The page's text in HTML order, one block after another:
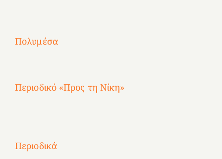
Πολυμέσα
Αγωνίστριες
Αθηνών
Αγωνίστριες
Αθηνών
Αγωνίστριες
Αθηνών
χρόνια
καρτερούμεν»
Περιοδικό «Προς τη Νίκη»
Περιοδικά
1821
Δεκέμβριος
2023!
Μάιος
2023!
Μάρτιος
2023!